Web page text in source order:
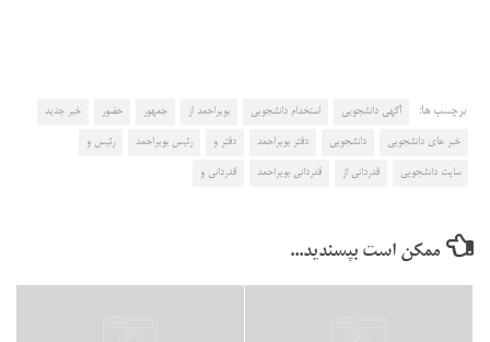
برچسب ها: آگهی دانشجویی استخدام دانشجویی بویراحمد از جمهور حضور خبر جدید
خبر های دانشجویی دانشجویی دفتر بویراحمد دفتر و رئیس بویراحمد رئیس و
سایت دانشجویی قدردانی از قدردانی بویراحمد قدردانی و
ممکن است بپسندید...